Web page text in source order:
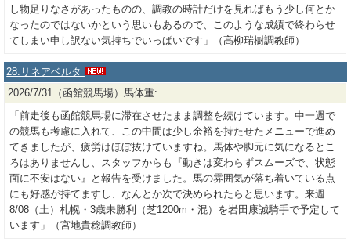
し物足りなさがあったものの、調教の時計だけを見ればもう少し何とか
なったのではないかという思いもあるので、このような成績で終わらせ
てしまい申し訳ない気持ちでいっぱいです」（高柳瑞樹調教師）
28.リネアベルタ
2026/7/31（函館競馬場）馬体重:
「前走後も函館競馬場に滞在させたまま調整を続けています。中一週で
の競馬も考慮に入れて、この中間は少し余裕を持たせたメニューで進め
てきましたが、疲労はほぼ抜けていますね。馬体や脚元に気になるとこ
ろはありませんし、スタッフからも『動きは変わらずスムーズで、状態
面に不安はない』と報告を受けました。馬の雰囲気が落ち着いている点
にも好感が持てますし、なんとか次で決められたらと思います。来週
8/08（土）札幌・3歳未勝利（芝1200m・混）を岩田康誠騎手で予定して
います」（宮地貴稔調教師）